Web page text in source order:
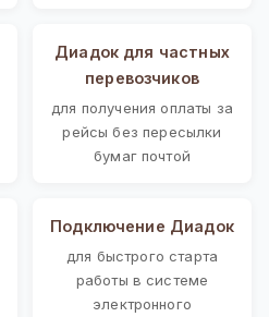
Диадок для частных
перевозчиков
для получения оплаты за
рейсы без пересылки
бумаг почтой
Подключение Диадок
для быстрого старта
работы в системе
электронного